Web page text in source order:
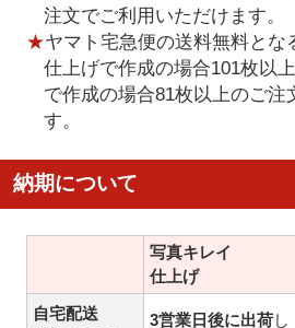
注文でご利用いただけます。
★ヤマト宅急便の送料無料とな
仕上げで作成の場合101枚以
で作成の場合81枚以上のご注
す。
納期について
写真キレイ
仕上げ
自宅配送
3営業日後に出荷し